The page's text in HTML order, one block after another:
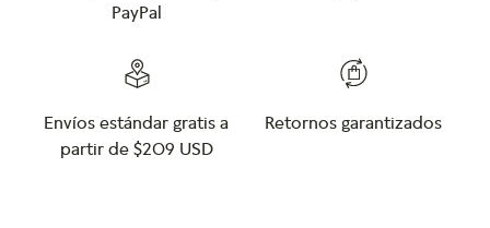
PayPal
Envíos estándar gratis a
partir de $209 USD
Retornos garantizados